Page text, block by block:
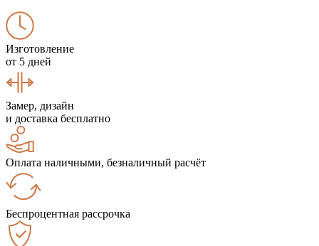
Изготовление
от 5 дней
Замер, дизайн
и доставка бесплатно
Оплата наличными, безналичный расчёт
Беспроцентная рассрочка